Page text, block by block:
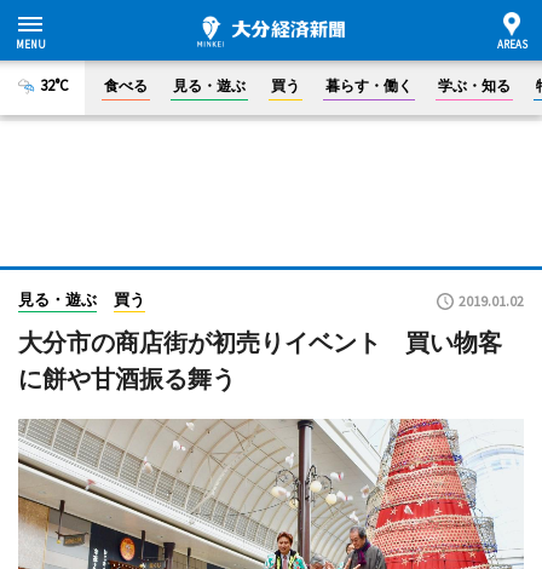
32°C 食べる 見る・遊ぶ 買う 暮らす・働く 学ぶ・知る
見る・遊ぶ 買う 2019.01.02
大分市の商店街が初売りイベント 買い物客
に餅や甘酒振る舞う